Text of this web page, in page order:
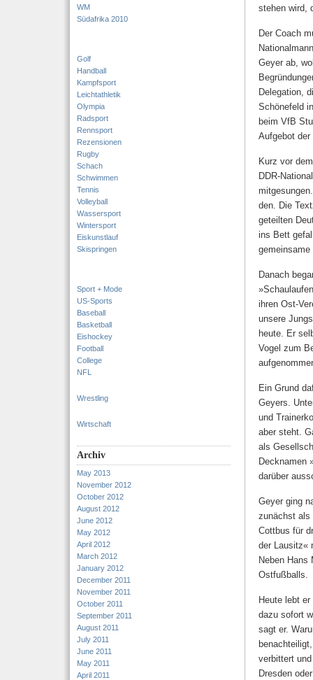
WM
Südafrika 2010
Golf
Handball
Kampfsport
Leichtathletik
Olympia
Radsport
Rennsport
Rezensionen
Rugby
Schach
Schwimmen
Tennis
Volleyball
Wassersport
Wintersport
Eiskunstlauf
Skispringen
Sport + Mode
US-Sports
Baseball
Basketball
Eishockey
Football
College
NFL
Wrestling
Wirtschaft
Archiv
May 2013
November 2012
October 2012
August 2012
June 2012
May 2012
April 2012
March 2012
January 2012
December 2011
November 2011
October 2011
September 2011
August 2011
July 2011
June 2011
May 2011
April 2011
stehen wird,
Der Coach
Geyer ab,
Delegation,
Schönefeld
beim VfB
Aufgebot
Kurz vor
DDR-
den. Die
geteilten
ins Bett
Danach
ihren Ost-
unsere
heute. Er
Vogel zum
Ein Grund
Geyers.
und
aber steht.
als
Decknamen
darüber
Geyer ging
zunächst als
Cottbus für
der Lausitz«
Neben Hans
Ostfußballs.
Heute lebt
dazu sofort
sagt er.
verbittert
Dresden